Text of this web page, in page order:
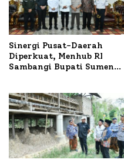
Sinergi Pusat-Daerah
Diperkuat, Menhub RI
Sambangi Bupati Sumenep